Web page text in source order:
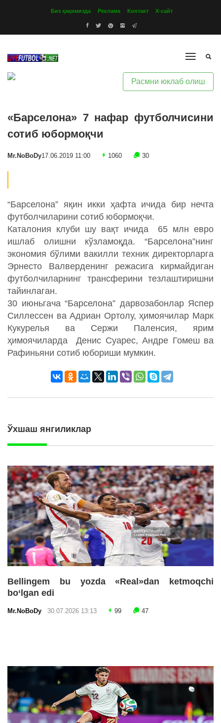
Биз ҳақимизда Реклама Контакт Х-сайт
Расмни юклаб олиш
«Барселона» 7 нафар футболчисини
сотиб юбормоқчи
Mr.NoBoDy17.06.2019 11:00 1060 30
“Барселона” яқин икки ҳафта ичида бир нечта
футболчиларини сотиб юбормоқчи.
Каталония клуби шу вақт ичида 65 млн евро
ишлаб олишни кўзламоқда. “Барселона”нинг
экономия бўлими вакилли техник директорларга
Эрнесто Валверденинг режасига кирмайдиган
футболчиларнинг трансферини тезлаштиришни
тайинлаган.
30 июньгача “Барселона” дарвозабонлар Яспер
Силлессен ва Адриан Ортолу, ҳимоячилар Марк
Кукурелья ва Сержи Паленсия, ярим
ҳимоячиларда Денис Суарес, Андре Гомеш ва
Рафиньяни сотиб юбориши мумкин.
Ўхшаш янгиликлар
Bellingem bu yozda «Real»dan ketmoqchi
bo‘lgan edi
Mr.NoBoDy 30.07.2026 13:13 99 47